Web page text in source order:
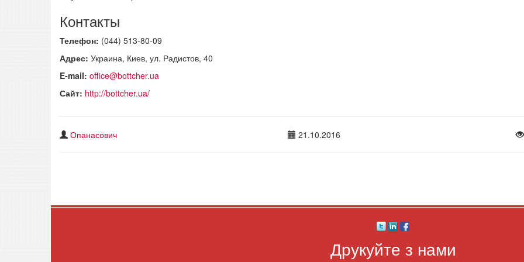
Контакты
Телефон: (044) 513-80-09
Адрес: Украина, Киев, ул. Радистов, 40
E-mail: office@bottcher.ua
Сайт: http://bottcher.ua/
Опанасович 21.10.2016
Друкуйте з нами